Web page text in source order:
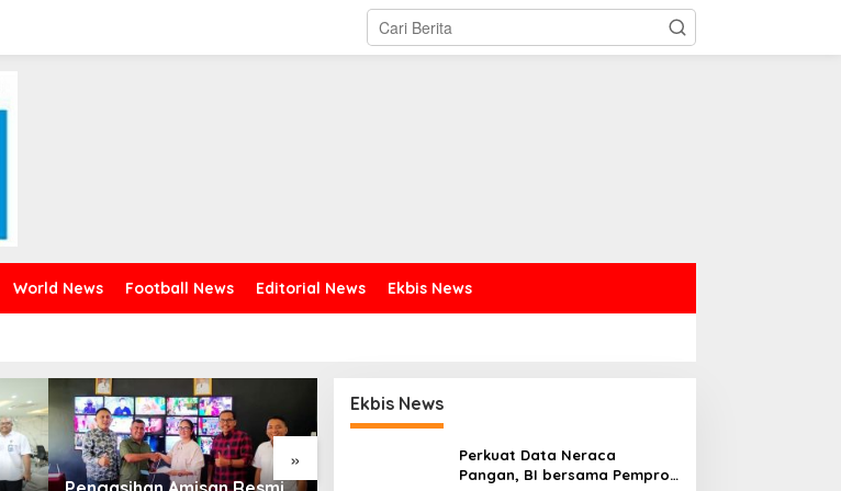
World News Football News Editorial News Ekbis News
»
Ekbis News
Perkuat Data Neraca
Pangan, BI bersama Pemprov